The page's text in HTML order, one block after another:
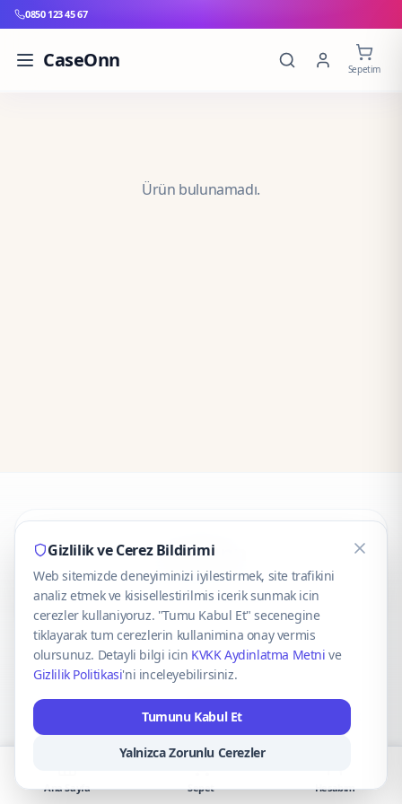
0850 123 45 67
CaseOnn Sepetim
Ürün bulunamadı.
CaseOnn
© 2025 CaseOnn. Tüm hakları saklıdır.
VISA Mastercard
Gizlilik ve Cerez Bildirimi
Web sitemizde deneyiminizi iyilestirmek, site trafikini
analiz etmek ve kisisellestirilmis icerik sunmak icin
cerezler kullaniyoruz. "Tumu Kabul Et" secenegine
tiklayarak tum cerezlerin kullanimina onay vermis
olursunuz. Detayli bilgi icin KVKK Aydinlatma Metni ve
Gizlilik Politikasi'ni inceleyebilirsiniz.
Tumunu Kabul Et
Yalnizca Zorunlu Cerezler
Ana Sayfa Sepet Hesabım